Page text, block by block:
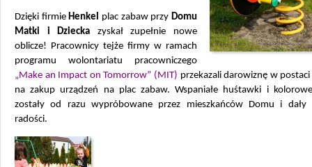
Dzięki firmieHenkel plac zabaw przyDomu
Matki i Dziecka zyskał zupełnie nowe
oblicze! Pracownicy tejże firmy w ramach
programu wolontariatu pracowniczego
„Make an Impact on Tomorrow” (MIT) przekazali darowiznę w
na zakup urządzeń na plac zabaw. Wspaniałe huśtawki i
zostały od razu wypróbowane przez mieszkańców Domu i dały
radości.